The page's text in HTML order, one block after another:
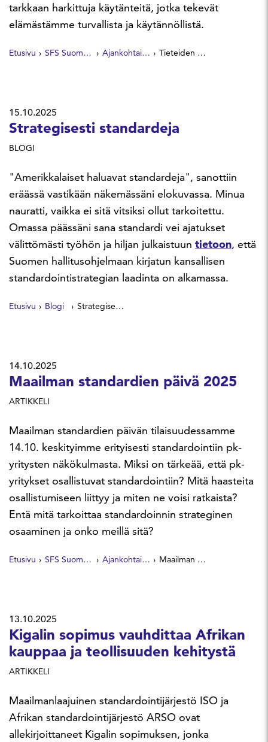
tarkkaan harkittuja käytänteitä, jotka tekevät
elämästämme turvallista ja käytännöllistä.
Etusivu SFS Suomen Standardit Ajankohtaista Tieteiden yönä standardit käveltiin tutuiksi Oodissa
15.10.2025
Strategisesti standardeja
BLOGI
"Amerikkalaiset haluavat standardeja", sanottiin
eräässä vastikään näkemässäni elokuvassa. Minua
nauratti, vaikka ei sitä vitsiksi ollut tarkoitettu.
Omassa päässäni sana standardi vei ajatukset
välittömästi työhön ja hiljan julkaistuun tietoon, että
Suomen hallitusohjelmaan kirjatun kansallisen
standardointistrategian laadinta on alkamassa.
Etusivu Blogi Strategisesti standardeja
14.10.2025
Maailman standardien päivä 2025
ARTIKKELI
Maailman standardien päivän tilaisuudessamme
14.10. keskityimme erityisesti standardointiin pk-
yritysten näkökulmasta. Miksi on tärkeää, että pk-
yritykset osallistuvat standardointiin? Mitä haasteita
osallistumiseen liittyy ja miten ne voisi ratkaista?
Entä mitä tarkoittaa standardoinnin strateginen
osaaminen ja onko meillä sitä?
Etusivu SFS Suomen Standardit Ajankohtaista Maailman standardien päivä 2025
13.10.2025
Kigalin sopimus vauhdittaa Afrikan
kauppaa ja teollisuuden kehitystä
ARTIKKELI
Maailmanlaajuinen standardointijärjestö ISO ja
Afrikan standardointijärjestö ARSO ovat
allekirjoittaneet Kigalin sopimuksen, jonka